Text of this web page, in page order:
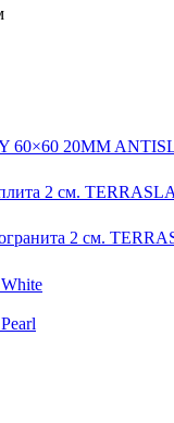
60×60 20MM
2 см.
2 см.